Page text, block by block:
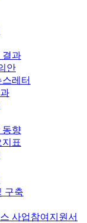
결과
안
레터
동향
표
구축
사업참여지원서